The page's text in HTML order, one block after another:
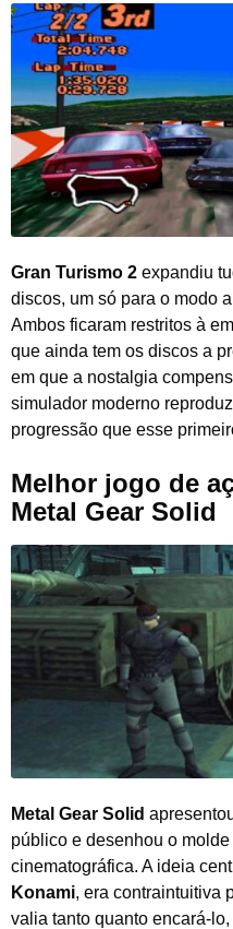
Gran Turismo 2 expandiu
discos, um só para o modo
Ambos ficaram restritos à
que ainda tem os discos a
em que a nostalgia
simulador moderno
progressão que esse
Melhor jogo de
Metal Gear Solid
Metal Gear Solid
público e desenhou o
cinematográfica. A ideia
Konami, era contraintuitiva
valia tanto quanto encará-